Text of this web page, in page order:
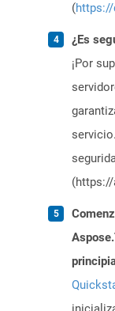
(
¿Es
¡Por